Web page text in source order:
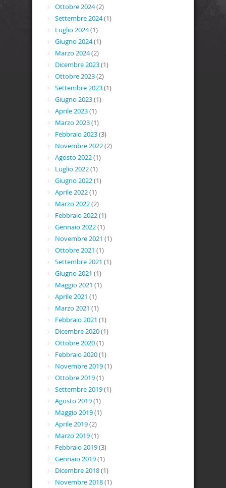
Ottobre 2024(2)
Settembre 2024(1)
Luglio 2024(1)
Giugno 2024(1)
Marzo 2024(2)
Dicembre 2023(1)
Ottobre 2023(2)
Settembre 2023(1)
Giugno 2023(1)
Aprile 2023(1)
Marzo 2023(1)
Febbraio 2023(3)
Novembre 2022(2)
Agosto 2022(1)
Luglio 2022(1)
Giugno 2022(1)
Aprile 2022(1)
Marzo 2022(2)
Febbraio 2022(1)
Gennaio 2022(1)
Novembre 2021 (1)
Ottobre 2021 (1)
Settembre 2021 (1)
Giugno 2021 (1)
Maggio 2021 (1)
Aprile 2021 (1)
Marzo 2021 (1)
Febbraio 2021 (1)
Dicembre 2020(1)
Ottobre 2020(1)
Febbraio 2020(1)
Novembre 2019(1)
Ottobre 2019(1)
Settembre 2019(1)
Agosto 2019(1)
Maggio 2019(1)
Aprile 2019(2)
Marzo 2019(1)
Febbraio 2019(3)
Gennaio 2019(1)
Dicembre 2018(1)
Novembre 2018(1)